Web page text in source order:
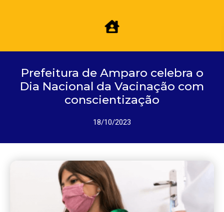
Prefeitura de Amparo celebra o
Dia Nacional da Vacinação com
conscientização
18/10/2023